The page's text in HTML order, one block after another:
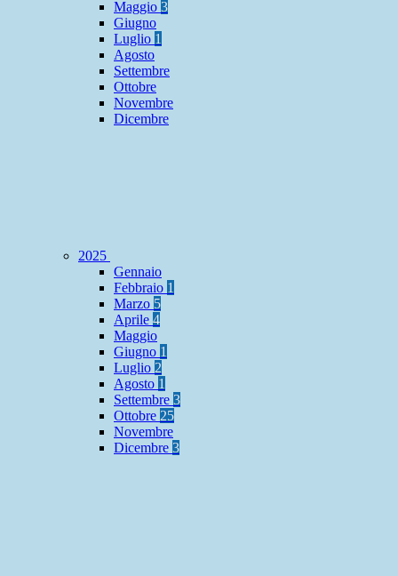
Maggio 3
Giugno
Luglio 1
Agosto
Settembre
Ottobre
Novembre
Dicembre
2025
Gennaio
Febbraio 1
Marzo 5
Aprile 4
Maggio
Giugno 1
Luglio 2
Agosto 1
Settembre 3
Ottobre 25
Novembre
Dicembre 3